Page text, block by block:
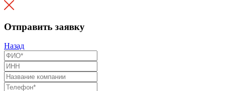
Отправить заявку
Назад